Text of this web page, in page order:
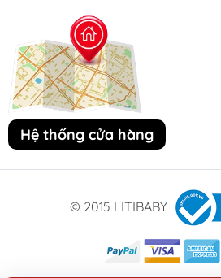
Hệ thống cửa hàng
© 2015 LITIBABY